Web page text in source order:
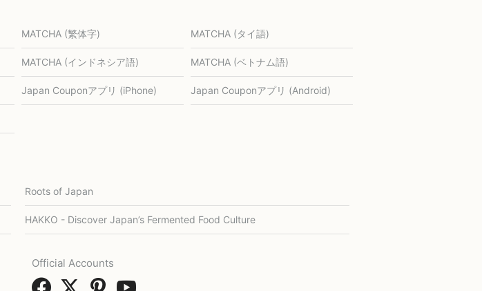
MATCHA (繁体字) MATCHA (タイ語)
MATCHA (インドネシア語) MATCHA (ベトナム語)
Japan Couponアプリ (iPhone) Japan Couponアプリ (Android)
Roots of Japan
HAKKO - Discover Japan’s Fermented Food Culture
Official Accounts